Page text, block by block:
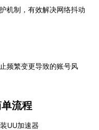
机制，有效解决网络抖动
频繁变更导致的账号风
流程
UU加速器